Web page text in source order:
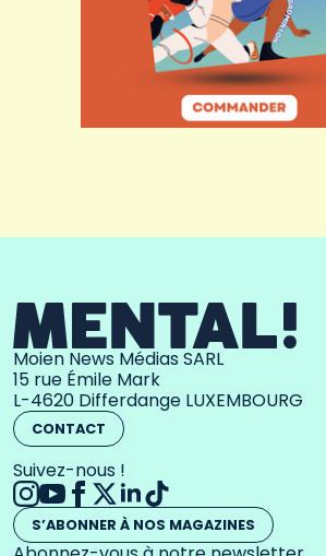
Moien News Médias SARL
15 rue Émile Mark
L-4620 Differdange LUXEMBOURG
CONTACT
Suivez-nous !
S’ABONNER À NOS MAGAZINES